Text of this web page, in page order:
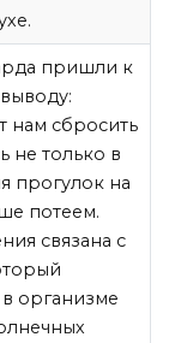
пришли к
нам сбросить
не только в
прогулок на
потеем.
связана с
организме